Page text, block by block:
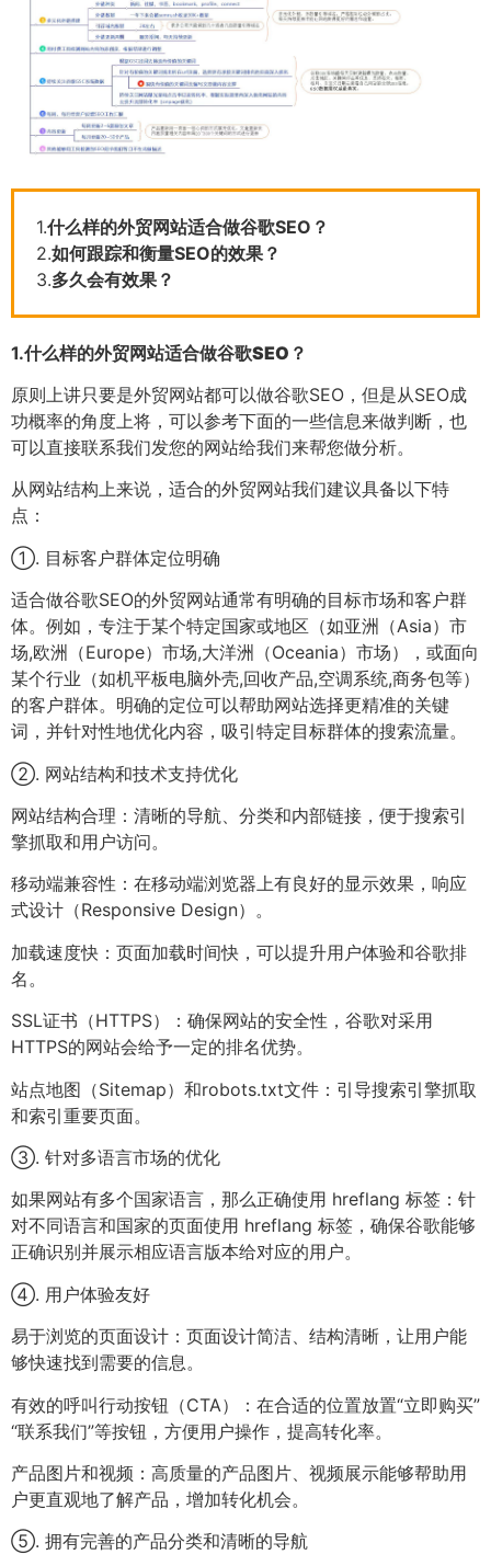
1.什么样的外贸网站适合做谷歌SEO？
2.如何跟踪和衡量SEO的效果？
3.多久会有效果？
1.什么样的外贸网站适合做谷歌SEO？
原则上讲只要是外贸网站都可以做谷歌SEO，但是从SEO成
功概率的角度上将，可以参考下面的一些信息来做判断，也
可以直接联系我们发您的网站给我们来帮您做分析。
从网站结构上来说，适合的外贸网站我们建议具备以下特
点：
①. 目标客户群体定位明确
适合做谷歌SEO的外贸网站通常有明确的目标市场和客户群
体。例如，专注于某个特定国家或地区（如亚洲（Asia）市
场,欧洲（Europe）市场,大洋洲（Oceania）市场），或面向
某个行业（如机平板电脑外壳,回收产品,空调系统,商务包等）
的客户群体。明确的定位可以帮助网站选择更精准的关键
词，并针对性地优化内容，吸引特定目标群体的搜索流量。
②. 网站结构和技术支持优化
网站结构合理：清晰的导航、分类和内部链接，便于搜索引
擎抓取和用户访问。
移动端兼容性：在移动端浏览器上有良好的显示效果，响应
式设计（Responsive Design）。
加载速度快：页面加载时间快，可以提升用户体验和谷歌排
名。
SSL证书（HTTPS）：确保网站的安全性，谷歌对采用
HTTPS的网站会给予一定的排名优势。
站点地图（Sitemap）和robots.txt文件：引导搜索引擎抓取
和索引重要页面。
③. 针对多语言市场的优化
如果网站有多个国家语言，那么正确使用 hreflang 标签：针
对不同语言和国家的页面使用 hreflang 标签，确保谷歌能够
正确识别并展示相应语言版本给对应的用户。
④. 用户体验友好
易于浏览的页面设计：页面设计简洁、结构清晰，让用户能
够快速找到需要的信息。
有效的呼叫行动按钮（CTA）：在合适的位置放置“立即购买”
“联系我们”等按钮，方便用户操作，提高转化率。
产品图片和视频：高质量的产品图片、视频展示能够帮助用
户更直观地了解产品，增加转化机会。
⑤. 拥有完善的产品分类和清晰的导航